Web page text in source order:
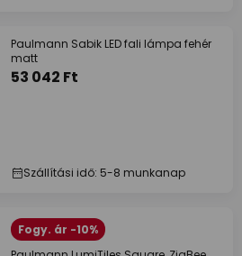
Paulmann Sabik LED fali lámpa fehér
matt
53 042 Ft
Szállítási idő: 5-8 munkanap
Fogy. ár -10%